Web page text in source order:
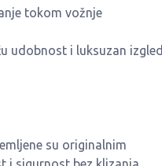
tokom vožnje
udobnost i luksuzan izgled
su originalnim